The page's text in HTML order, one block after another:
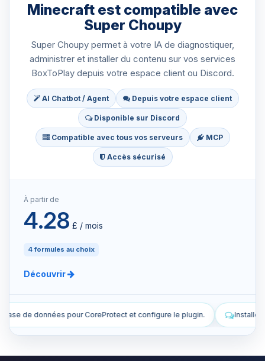
Minecraft est compatible avec
Super Choupy
Super Choupy permet à votre IA de diagnostiquer,
administrer et installer du contenu sur vos services
BoxToPlay depuis votre espace client ou Discord.
AI Chatbot / Agent Depuis votre espace client
Disponible sur Discord
Compatible avec tous vos serveurs MCP
Accès sécurisé
À partir de
4.28 £ / mois
4 formules au choix
Découvrir
le plugin. Installe des plugins pour améliorer mon serveur.